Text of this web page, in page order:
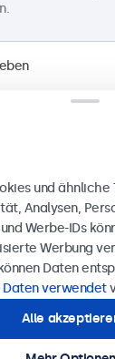
59, 40212
Anfrage senden
uns an unter0211
und ähnliche
Analysen,
Werbe-IDs
Werbung
Daten
Daten verwendet
Alle